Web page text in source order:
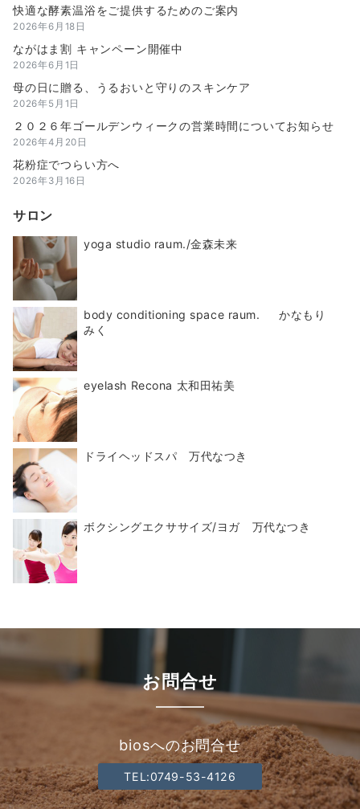
快適な酵素温浴をご提供するためのご案内
2026年6月18日
ながはま割 キャンペーン開催中
2026年6月1日
母の日に贈る、うるおいと守りのスキンケア
2026年5月1日
２０２６年ゴールデンウィークの営業時間についてお知らせ
2026年4月20日
花粉症でつらい方へ
2026年3月16日
サロン
yoga studio raum./金森未来
body conditioning space raum. かなもり
みく
eyelash Recona 太和田祐美
ドライヘッドスパ 万代なつき
ボクシングエクササイズ/ヨガ 万代なつき
お問合せ
biosへのお問合せ
TEL:0749-53-4126